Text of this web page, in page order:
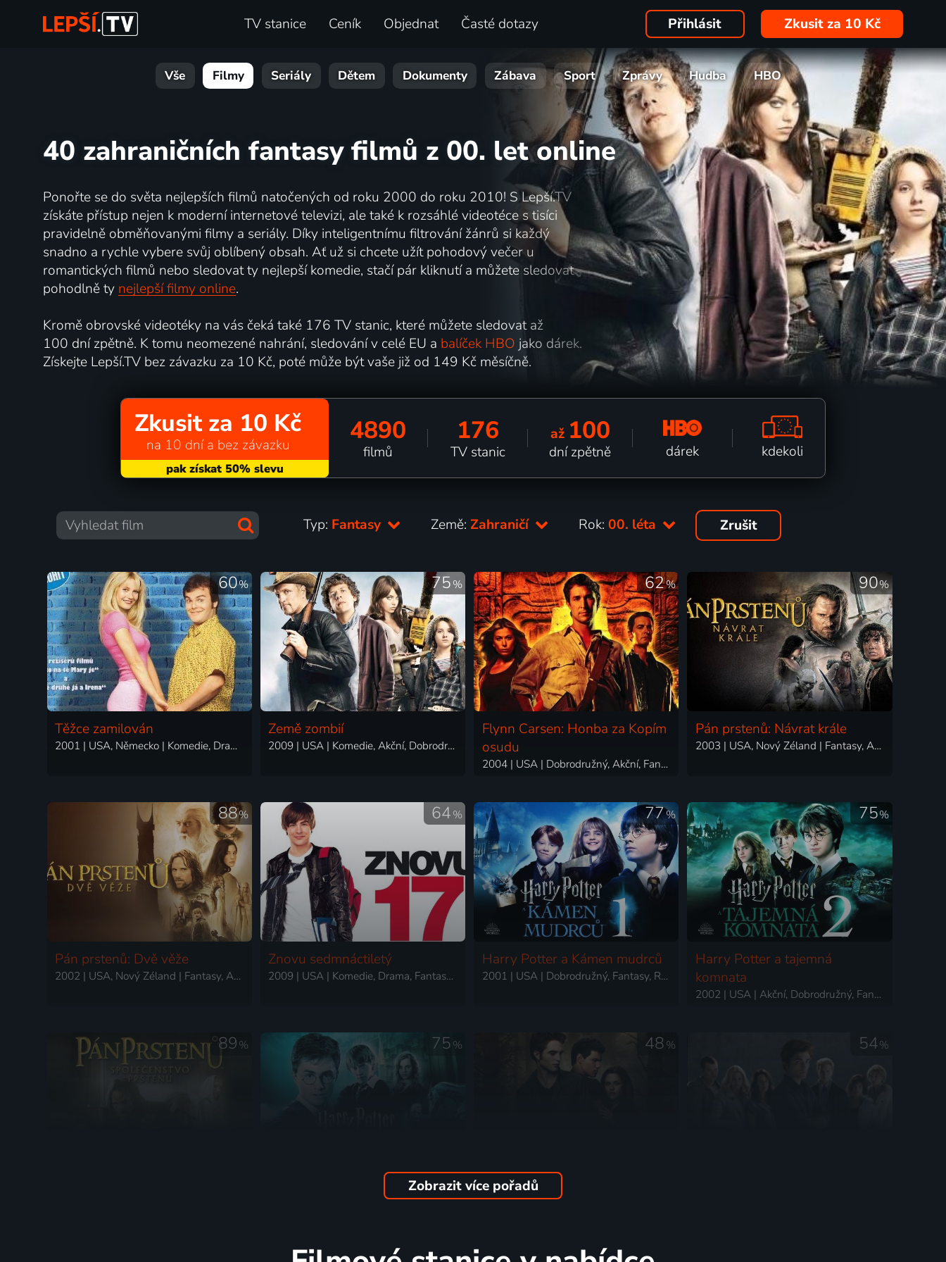
TV stanice Ceník Objednat Časté dotazy Přihlásit Zkusit za 10 Kč
Vše Filmy Seriály Dětem Dokumenty Zábava Sport Zprávy Hudba HBO
40 zahraničních fantasy filmů z 00. let online
Ponořte se do světa nejlepších filmů natočených od roku 2000 do roku 2010! S Lepší.TV
získáte přístup nejen k moderní internetové televizi, ale také k rozsáhlé videotéce s tisíci
pravidelně obměňovanými filmy a seriály. Díky inteligentnímu filtrování žánrů si každý
snadno a rychle vybere svůj oblíbený obsah. Ať už si chcete užít pohodový večer u
romantických filmů nebo sledovat ty nejlepší komedie, stačí pár kliknutí a můžete sledovat
pohodlně ty nejlepší filmy online.
Kromě obrovské videotéky na vás čeká také 176 TV stanic, které můžete sledovat až
100 dní zpětně. K tomu neomezené nahrání, sledování v celé EU a balíček HBO jako dárek.
Získejte Lepší.TV bez závazku za 10 Kč, poté může být vaše již od 149 Kč měsíčně.
Zkusit za 10 Kč
na 10 dní a bez závazku 4890
filmů
176
TV stanic
až 100
dní zpětně dárek kdekoli
Typ: Fantasy Země: Zahraničí Rok:00. léta Zrušit
60%
Těžce zamilován
2001 | USA, Německo | Komedie, Drama, Fantasy, Romantický
75%
Země zombií
2009 | USA | Komedie, Akční, Dobrodružný, Fantasy, Horor, Science Fiction
62%
Flynn Carsen: Honba za Kopím
osudu
2004 | USA | Dobrodružný, Akční, Fantasy, Komedie
90%
Pán prstenů: Návrat krále
2003 | USA, Nový Zéland | Fantasy, Akční, Dobrodružný
88%
Pán prstenů: Dvě věže
2002 | USA, Nový Zéland | Fantasy, Akční, Dobrodružný, Drama
64%
Znovu sedmnáctiletý
2009 | USA | Komedie, Drama, Fantasy, Romantický
77%
Harry Potter a Kámen mudrců
2001 | USA | Dobrodružný, Fantasy, Rodinný
75%
Harry Potter a tajemná
komnata
2002 | USA | Akční, Dobrodružný, Fantasy, Mysteriózní, Rodinný
89% 75%
Harry Potter a Fénixův řád
48%
Twilight Sága: Nový měsíc
54%
Zobrazit více pořadů